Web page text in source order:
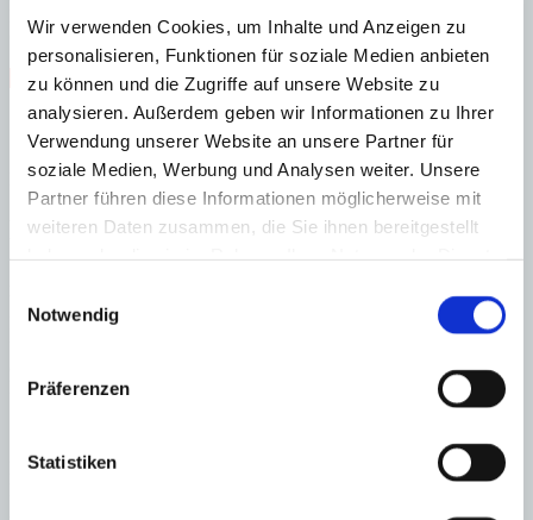
Wir verwenden Cookies, um Inhalte und Anzeigen zu
personalisieren, Funktionen für soziale Medien anbieten
zu können und die Zugriffe auf unsere Website zu
analysieren. Außerdem geben wir Informationen zu Ihrer
Verwendung unserer Website an unsere Partner für
soziale Medien, Werbung und Analysen weiter. Unsere
Partner führen diese Informationen möglicherweise mit
weiteren Daten zusammen, die Sie ihnen bereitgestellt
Notwendig
Präferenzen
Statistiken
Steuern beim Immobilienkauf auf Mallorca!
Zuständiges Büro
Marvin Bonitz+34 - 971 695 255
Haftungs- und Courtageklausel
Verkäufer/Auftraggeber zur Verfügung gestellt wurden. Minkner &
Partner übernimmt keinerlei Garantie für Vollständigkeit, Richtigkeit
angegebenen Preise enthalten nicht die vom Käufer zu tragenden
Nebenkosten wie Steuern, Notar-, Grundbuch- und Gestoriakosten.
Laden Sie sich hier den Immobilien-Katalog “ HOMEPAGES ” von